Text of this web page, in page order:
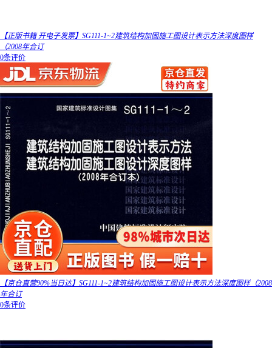
【正版书籍 开电子发票】SG111-1~2建筑结构加固施工图设计表示方法深度图样
（2008年合订
0条评价
【京仓直营90%当日达】SG111-1~2建筑结构加固施工图设计表示方法深度图样（2008
年合订
0条评价